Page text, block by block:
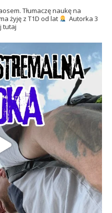
Tłumaczę naukę na
żyję z T1D od lat
Autorka 3
tutaj